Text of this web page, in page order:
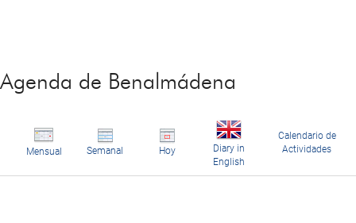
Agenda de Benalmádena
Mensual Semanal Hoy
Diary in
English
Calendario de
Actividades